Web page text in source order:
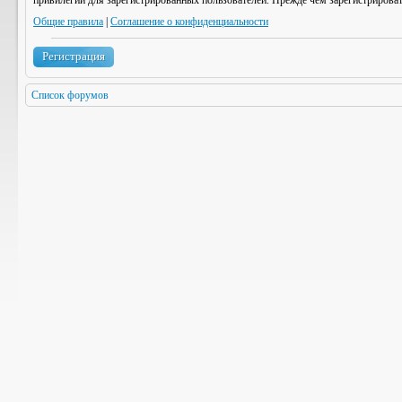
Общие правила Соглашение о конфиденциальности
Регистрация
Список форумов